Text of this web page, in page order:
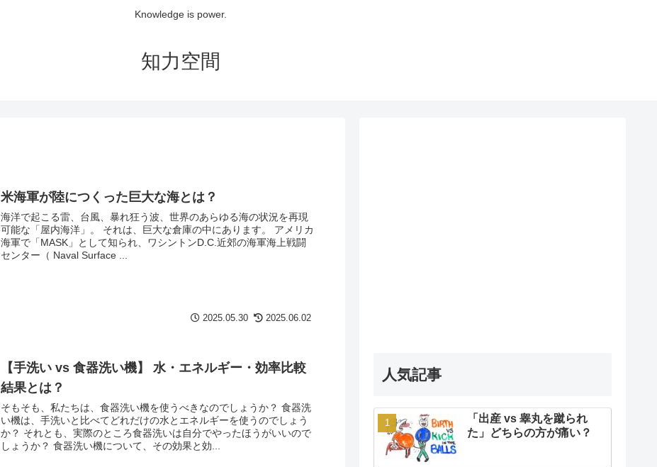
Knowledge is power.
知力空間
米海軍が陸につくった巨大な海とは？
海洋で起こる雷、台風、暴れ狂う波、世界のあらゆる海の状況を再現
可能な「屋内海洋」。 それは、巨大な倉庫の中にあります。 アメリカ
海軍で「MASK」として知られ、ワシントンD.C.近郊の海軍海上戦闘
センター（ Naval Surface ...
2025.05.30 2025.06.02
【手洗い vs 食器洗い機】 水・エネルギー・効率比較
結果とは？
そもそも、私たちは、食器洗い機を使うべきなのでしょうか？ 食器洗
い機は、手洗いと比べてどれだけの水とエネルギーを使うのでしょう
か？ それとも、実際のところ食器洗いは自分でやったほうがいいので
しょうか？ 食器洗い機について、その効果と効...
人気記事
「出産 vs 睾丸を蹴られ
た」どちらの方が痛い？